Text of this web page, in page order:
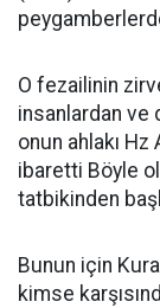
O fezailinin
insanlardan ve
onun ahlakı Hz
ibaretti Böyle
tatbikinden
Bunun için
kimse